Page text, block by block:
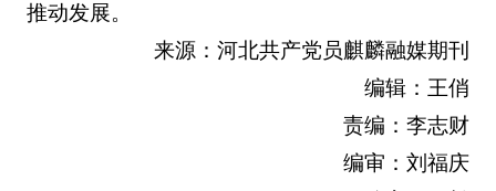
推动发展。
来源：河北共产党员麒麟融媒期刊
编辑：王俏
责编：李志财
编审：刘福庆